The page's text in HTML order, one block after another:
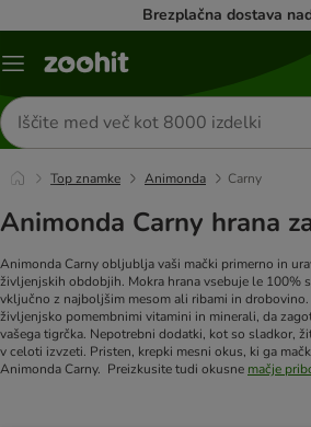
Brezplačna dostava
Meni
Iskanje
izdelkov
Top znamke Animonda Carny
Animonda Carny hrana
Animonda Carny obljublja vaši mački primerno in
življenjskih obdobjih. Mokra hrana vsebuje le 100%
vključno z najboljšim mesom ali ribami in
življenjsko pomembnimi vitamini in minerali, da
vašega tigrčka. Nepotrebni dodatki, kot so sladkor,
v celoti izvzeti. Pristen, krepki mesni okus, ki ga
Animonda Carny. Preizkusite tudi okusne mačje